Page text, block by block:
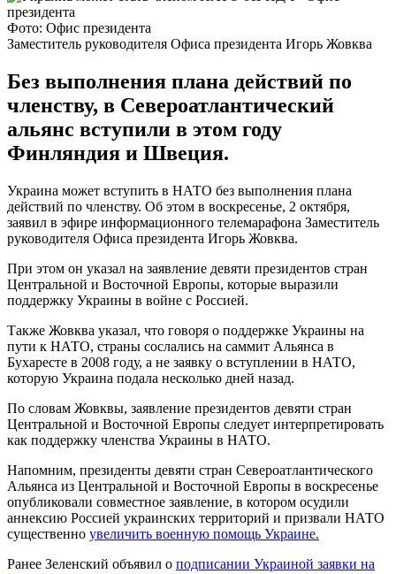
Фото: Офис президента
Заместитель руководителя Офиса президента Игорь Жовква
Без выполнения плана действий по
членству, в Североатлантический
альянс вступили в этом году
Финляндия и Швеция.
Украина может вступить в НАТО без выполнения плана
действий по членству. Об этом в воскресенье, 2 октября,
заявил в эфире информационного телемарафона Заместитель
руководителя Офиса президента Игорь Жовква.
При этом он указал на заявление девяти президентов стран
Центральной и Восточной Европы, которые выразили
поддержку Украины в войне с Россией.
Также Жовква указал, что говоря о поддержке Украины на
пути к НАТО, страны сослались на саммит Альянса в
Бухаресте в 2008 году, а не заявку о вступлении в НАТО,
которую Украина подала несколько дней назад.
По словам Жовквы, заявление президентов девяти стран
Центральной и Восточной Европы следует интерпретировать
как поддержку членства Украины в НАТО.
Напомним, президенты девяти стран Североатлантического
Альянса из Центральной и Восточной Европы в воскресенье
опубликовали совместное заявление, в котором осудили
аннексию Россией украинских территорий и призвали НАТО
существенно увеличить военную помощь Украине.
Ранее Зеленский объявил о подписании Украиной заявки на